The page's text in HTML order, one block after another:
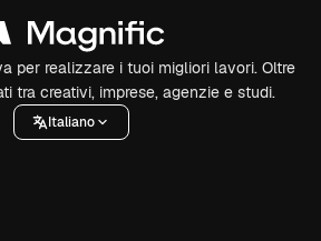
per realizzare i tuoi migliori lavori. Oltre
tra creativi, imprese, agenzie e studi.
Italiano